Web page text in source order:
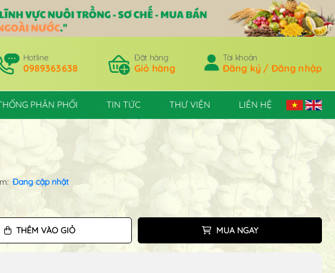
Hotline
0989363638
Đặt hàng
Giỏ hàng
Tài khoản
Đăng ký / Đăng nhập
PHÂN PHỐI TIN TỨC THƯ VIỆN LIÊN HỆ
Đang cập nhật
THÊM VÀO GIỎ MUA NGAY